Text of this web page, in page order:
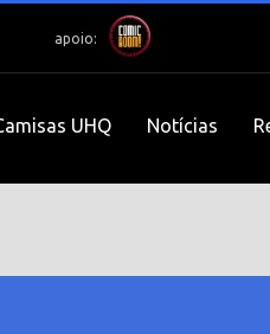
apoio:
UHQ Notícias